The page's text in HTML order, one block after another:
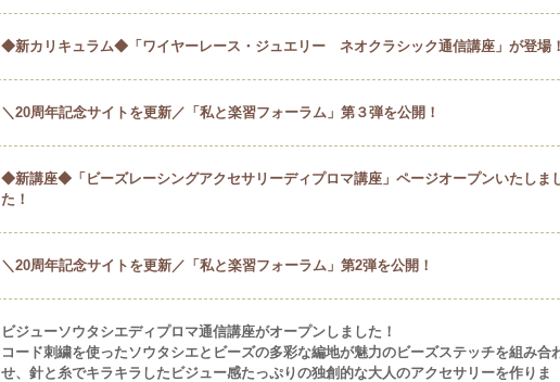
◆新カリキュラム◆「ワイヤーレース・ジュエリー ネオクラシック通信講座」が登場！
＼20周年記念サイトを更新／「私と楽習フォーラム」第３弾を公開！
◆新講座◆「ビーズレーシングアクセサリーディプロマ講座」ページオープンいたしま
た！
＼20周年記念サイトを更新／「私と楽習フォーラム」第2弾を公開！
ビジューソウタシエディプロマ通信講座がオープンしました！
コード刺繍を使ったソウタシエとビーズの多彩な編地が魅力のビーズステッチを組み合
せ、針と糸でキラキラしたビジュー感たっぷりの独創的な大人のアクセサリーを作りま